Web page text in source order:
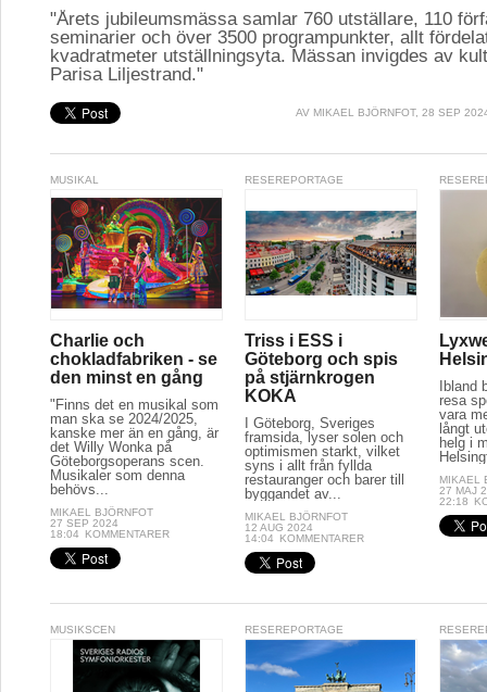
"Årets jubileumsmässa samlar 760 utställare, 110
seminarier och över 3500 programpunkter, allt
kvadratmeter utställningsyta. Mässan invigdes av
Parisa Liljestrand."
AV MIKAEL BJÖRNFOT, 28 SEP
MUSIKAL
Charlie och
chokladfabriken - se
den minst en gång
"Finns det en musikal som
man ska se 2024/2025,
kanske mer än en gång, är
det Willy Wonka på
Göteborgsoperans scen.
Musikaler som denna
behövs...
MIKAEL BJÖRNFOT
27 SEP 2024
18:04
KOMMENTARER
RESEREPORTAGE
Triss i ESS i
Göteborg och spis
på stjärnkrogen
KOKA
I Göteborg, Sveriges
framsida, lyser solen och
optimismen starkt, vilket
syns i allt från fyllda
restauranger och barer till
byggandet av...
MIKAEL BJÖRNFOT
12 AUG 2024
14:04
KOMMENTARER
Ibland
resa
vara
långt
helg i
MIKAEL
27 MAJ
22:18
MUSIKSCEN RESEREPORTAGE